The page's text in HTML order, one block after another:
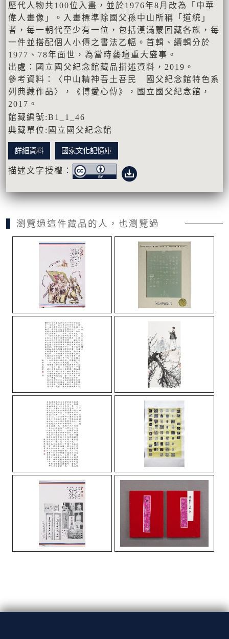
歷代人物共100位入畫，並於1976年8月改為「中華
偉人畫像」。入畫標準除國父孫中山所稱「道統」
者，每一朝代至少有一位，包括漢滿蒙回藏各族，每
一件並搭配個人小傳之書法乙幅。首輯、續輯分於
1977、78年面世，為當時藝壇重大盛事。
出處：國立國父紀念館藏品描述資料，2019。
參考資料：〈中山精神吾土吾民 國父紀念館特色系
列典藏作品〉，《博愛心傳》，國立國父紀念館，
2017。
館藏編號:B1_1_46
典藏單位:國立國父紀念館
詳細資料 國家文化記憶庫
描述文字授權：
瀏覽過這件藏品的人，也瀏覽過